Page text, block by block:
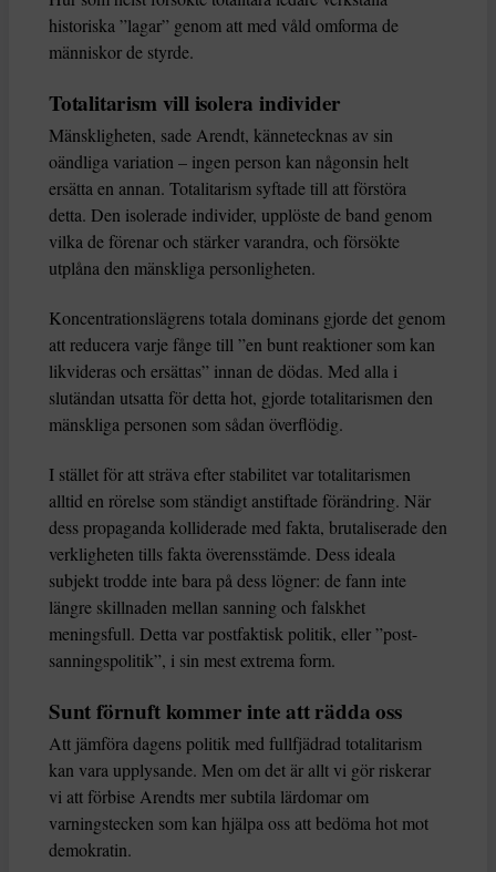
historiska ”lagar” genom att med våld omforma de
människor de styrde.
Totalitarism vill isolera individer
Mänskligheten, sade Arendt, kännetecknas av sin
oändliga variation – ingen person kan någonsin helt
ersätta en annan. Totalitarism syftade till att förstöra
detta. Den isolerade individer, upplöste de band genom
vilka de förenar och stärker varandra, och försökte
utplåna den mänskliga personligheten.
Koncentrationslägrens totala dominans gjorde det genom
att reducera varje fånge till ”en bunt reaktioner som kan
likvideras och ersättas” innan de dödas. Med alla i
slutändan utsatta för detta hot, gjorde totalitarismen den
mänskliga personen som sådan överflödig.
I stället för att sträva efter stabilitet var totalitarismen
alltid en rörelse som ständigt anstiftade förändring. När
dess propaganda kolliderade med fakta, brutaliserade den
verkligheten tills fakta överensstämde. Dess ideala
subjekt trodde inte bara på dess lögner: de fann inte
längre skillnaden mellan sanning och falskhet
meningsfull. Detta var postfaktisk politik, eller ”post-
sanningspolitik”, i sin mest extrema form.
Sunt förnuft kommer inte att rädda oss
Att jämföra dagens politik med fullfjädrad totalitarism
kan vara upplysande. Men om det är allt vi gör riskerar
vi att förbise Arendts mer subtila lärdomar om
varningstecken som kan hjälpa oss att bedöma hot mot
demokratin.